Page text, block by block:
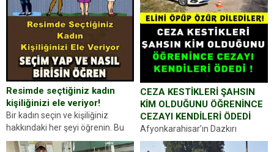
Resimde seçtiğiniz kadın
kişiliğinizi ele veriyor!
Bir kadın seçin ve kişiliğiniz
hakkındaki her şeyi öğrenin. Bu
kez karşınıza oldukça farklı bir
CEZA KESTİKLERİ ŞAHSIN
KİM OLDUĞUNU ÖĞRENİNCE
CEZAYI KENDİLERİ ÖDEDİ
Afyonkarahisar’ın Dazkırı
ilçesinde trafik uygulaması